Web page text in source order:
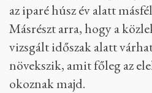
az iparé húsz év alatt
Másrészt arra, hogy a
vizsgált időszak alatt
növekszik, amit főleg az
okoznak majd.